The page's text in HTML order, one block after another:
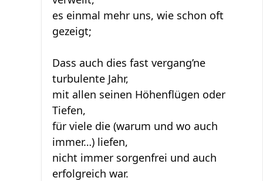
es einmal mehr uns, wie schon oft
gezeigt;
Dass auch dies fast vergang’ne
turbulente Jahr,
mit allen seinen Höhenflügen oder
Tiefen,
für viele die (warum und wo auch
immer…) liefen,
nicht immer sorgenfrei und auch
erfolgreich war.